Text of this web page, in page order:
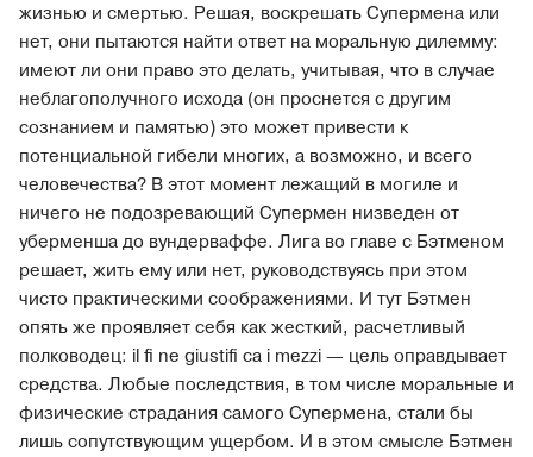
жизнью и смертью. Решая, воскрешать Супермена или
нет, они пытаются найти ответ на моральную дилемму:
имеют ли они право это делать, учитывая, что в случае
неблагополучного исхода (он проснется с другим
сознанием и памятью) это может привести к
потенциальной гибели многих, а возможно, и всего
человечества? В этот момент лежащий в могиле и
ничего не подозревающий Супермен низведен от
уберменша до вундерваффе. Лига во главе с Бэтменом
решает, жить ему или нет, руководствуясь при этом
чисто практическими соображениями. И тут Бэтмен
опять же проявляет себя как жесткий, расчетливый
полководец: il ﬁ ne giustiﬁ ca i mezzi — цель оправдывает
средства. Любые последствия, в том числе моральные и
физические страдания самого Супермена, стали бы
лишь сопутствующим ущербом. И в этом смысле Бэтмен